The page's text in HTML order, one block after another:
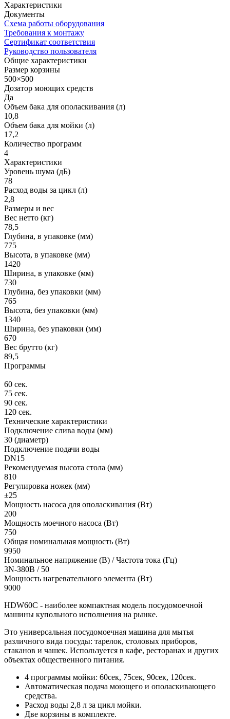
Характеристики
Документы
Схема работы оборудования
Требования к монтажу
Сертификат соответствия
Руководство пользователя
Общие характеристики
Размер корзины
500×500
Дозатор моющих средств
Да
Объем бака для ополаскивания (л)
10,8
Объем бака для мойки (л)
17,2
Количество программ
4
Характеристики
Уровень шума (дБ)
78
Расход воды за цикл (л)
2,8
Размеры и вес
Вес нетто (кг)
78,5
Глубина, в упаковке (мм)
775
Высота, в упаковке (мм)
1420
Ширина, в упаковке (мм)
730
Глубина, без упаковки (мм)
765
Высота, без упаковки (мм)
1340
Ширина, без упаковки (мм)
670
Вес брутто (кг)
89,5
Программы
60 сек.
75 сек.
90 сек.
120 сек.
Технические характеристики
Подключение слива воды (мм)
30 (диаметр)
Подключение подачи воды
DN15
Рекомендуемая высота стола (мм)
810
Регулировка ножек (мм)
±25
Мощность насоса для ополаскивания (Вт)
200
Мощность моечного насоса (Вт)
750
Общая номинальная мощность (Вт)
9950
Номинальное напряжение (В) / Частота тока (Гц)
3N-З80В / 50
Мощность нагревательного элемента (Вт)
9000
HDW60C - наиболее компактная модель посудомоечной
машины купольного исполнения на рынке.
Это универсальная посудомоечная машина для мытья
различного вида посуды: тарелок, столовых приборов,
стаканов и чашек. Используется в кафе, ресторанах и других
объектах общественного питания.
4 программы мойки: 60сек, 75сек, 90сек, 120сек.
Автоматическая подача моющего и ополаскивающего
средства.
Расход воды 2,8 л за цикл мойки.
Две корзины в комплекте.